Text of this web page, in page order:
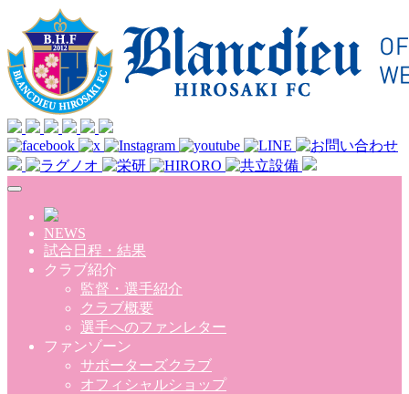
Skip to main content
NEWS
試合日程・結果
クラブ紹介
監督・選手紹介
クラブ概要
選手へのファンレター
ファンゾーン
サポーターズクラブ
オフィシャルショップ